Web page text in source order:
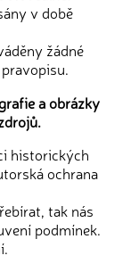
v době
žádné
a obrázky
historických
ochrana
tak nás
podmínek.